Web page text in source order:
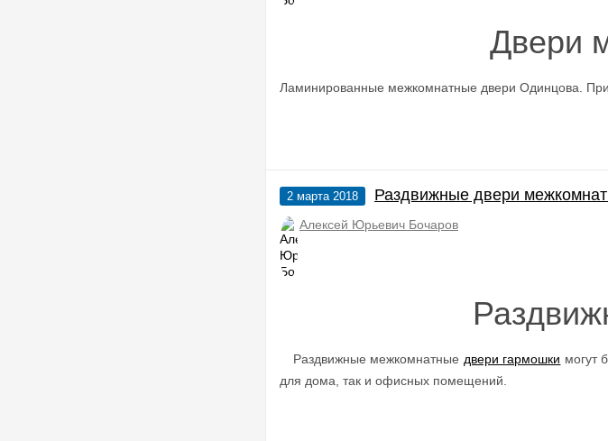
Двери
Ламинированные межкомнатные двери Одинцова.
2 марта 2018 Раздвижные двери
Алексей Юрьевич Бочаров
Раздвижные межкомнатные двери гармошки могут
для дома, так и офисных помещений.